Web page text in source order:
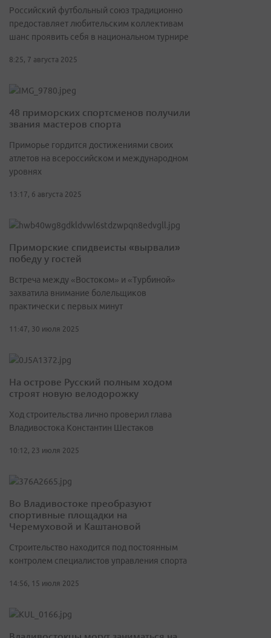
Российский футбольный союз традиционно
предоставляет любительским коллективам
шанс проявить себя в национальном турнире
8:25, 7 августа 2025
48 приморских спортсменов получили
звания мастеров спорта
Приморье гордится достижениями своих
атлетов на всероссийском и международном
уровнях
13:17, 6 августа 2025
Приморские спидвеисты «вырвали»
победу у гостей
Встреча между «Востоком» и «Турбиной»
захватила внимание болельщиков
практически с первых минут
11:47, 30 июля 2025
На острове Русский полным ходом
строят новую велодорожку
Ход строительства лично проверил глава
Владивостока Константин Шестаков
10:12, 23 июля 2025
Во Владивостоке преобразуют
спортивные площадки на
Черемуховой и Каштановой
Строительство находится под постоянным
контролем специалистов управления спорта
14:56, 15 июля 2025